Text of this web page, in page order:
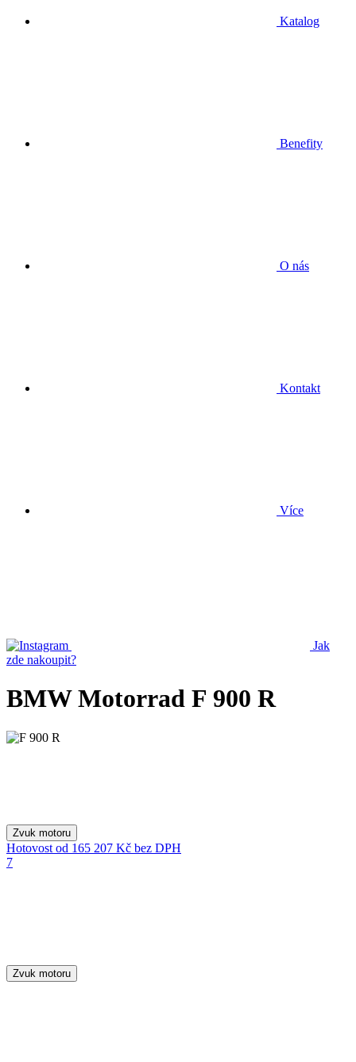
Katalog
Benefity
O nás
Kontakt
Více
Jak
zde nakoupit?
BMW Motorrad F 900 R
Zvuk motoru
Hotovost od 165 207 Kč bez DPH
7
Zvuk motoru